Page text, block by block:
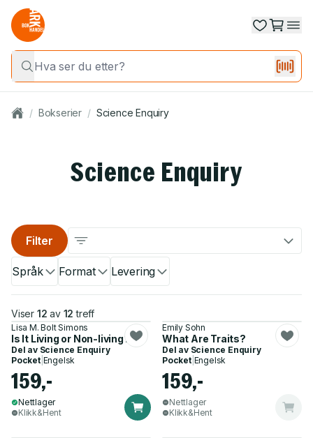
/ Bokserier / Science Enquiry
Science Enquiry
Språk Format Levering
Filter
Viser 12 av 12 treff
Lisa M. Bolt Simons
Is It Living or Non-living?
Del av Science Enquiry
Pocket| Engelsk
159,-
Nettlager
Klikk&Hent
Emily Sohn
What Are Traits?
Del av Science Enquiry
Pocket| Engelsk
159,-
Nettlager
Klikk&Hent